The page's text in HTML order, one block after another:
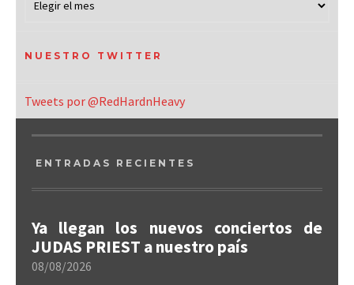
NUESTRO TWITTER
Tweets por @RedHardnHeavy
ENTRADAS RECIENTES
Ya llegan los nuevos conciertos de
JUDAS PRIEST a nuestro país
08/08/2026